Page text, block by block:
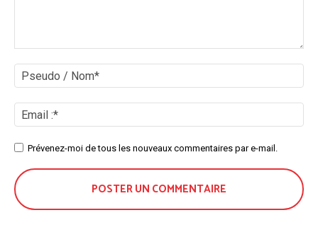
/
:*
SitePrévenez-moi de tous les nouveaux commentaires par e-mail.